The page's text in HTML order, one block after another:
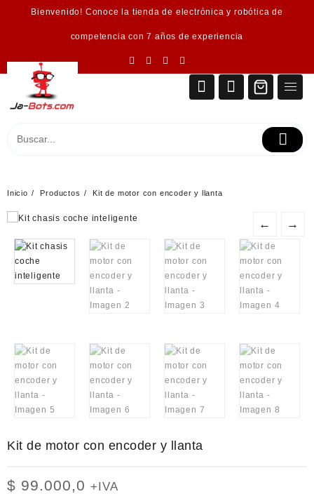
Bienvenido! Conoce la tienda de electrónica y robótica de
competencia con 7 años de experiencia
Inicio Productos Kit de motor con encoder y llanta
← →
Kit de motor con encoder y llanta
$ 99.000,0 +IVA